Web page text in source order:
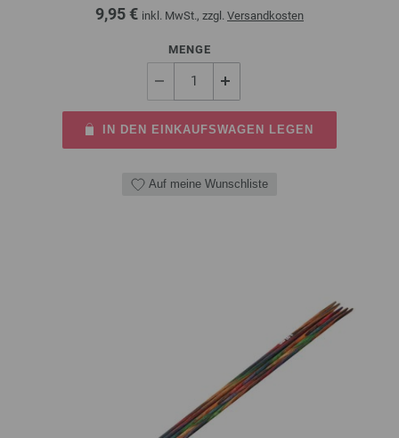
9,95 € inkl. MwSt., zzgl. Versandkosten
MENGE
IN DEN EINKAUFSWAGEN LEGEN
Auf meine Wunschliste